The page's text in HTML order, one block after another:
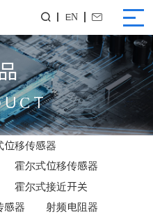
 EN 
位移传感器
霍尔式位移传感器
霍尔式接近开关
感器
射频电阻器